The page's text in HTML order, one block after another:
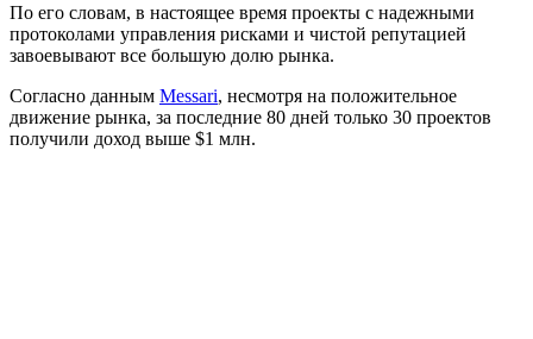
По его словам, в настоящее время проекты с надежными
протоколами управления рисками и чистой репутацией
завоевывают все большую долю рынка.
Согласно данным Messari, несмотря на положительное
движение рынка, за последние 80 дней только 30 проектов
получили доход выше $1 млн.